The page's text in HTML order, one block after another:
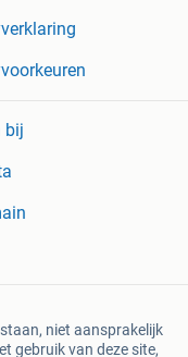
bij
niet aansprakelijk
gebruik van deze site,